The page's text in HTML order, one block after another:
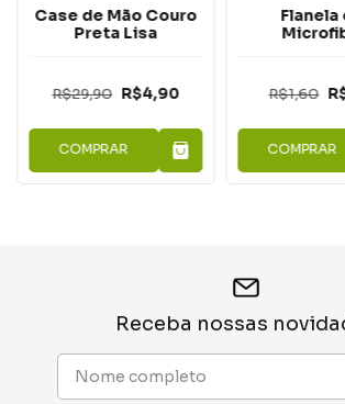
Case de Mão Couro
Preta Lisa
R$29,90 R$4,90
COMPRAR
Flanela
R$1,60
COMPRAR
Receba nossas